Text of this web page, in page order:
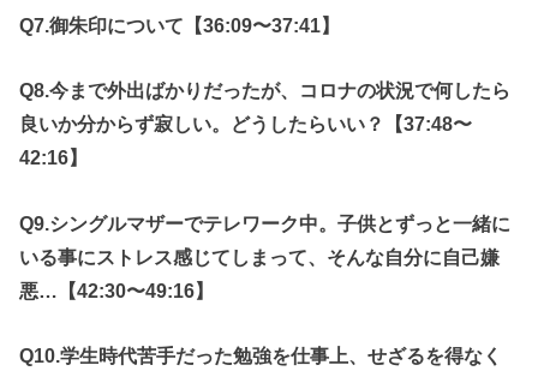
Q7.御朱印について【36:09〜37:41】
Q8.今まで外出ばかりだったが、コロナの状況で何したら
良いか分からず寂しい。どうしたらいい？【37:48〜
42:16】
Q9.シングルマザーでテレワーク中。子供とずっと一緒に
いる事にストレス感じてしまって、そんな自分に自己嫌
悪…【42:30〜49:16】
Q10.学生時代苦手だった勉強を仕事上、せざるを得なく